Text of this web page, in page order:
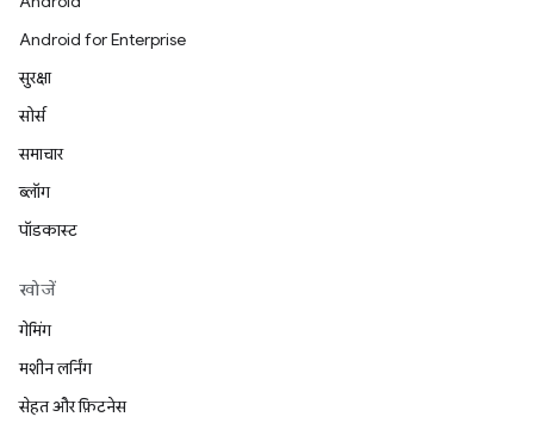
Android for Enterprise
सुरक्षा
सोर्स
समाचार
ब्लॉग
पॉडकास्ट
खोजें
गेमिंग
मशीन लर्निंग
सेहत और फ़िटनेस